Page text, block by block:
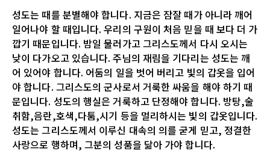
성도는 때를 분별해야 합니다. 지금은 잠잘 때가 아니라 깨어
일어나야 할 때입니다. 우리의 구원이 처음 믿을 때 보다 더 가
깝기 때문입니다. 밤일 물러가고 그리스도께서 다시 오시는
낮이 다가오고 있습니다. 주님의 재림을 기다리는 성도는 깨
어 있어야 합니다. 어둠의 일을 벗어 버리고 빛의 갑옷을 입어
야 합니다. 그리스도의 군사로서 거룩한 싸움을 해야 하기 때
문입니다. 성도의 행실은 거룩하고 단정해야 합니다. 방탕,술
취함,음란,호색,다툼,시기 등을 멀리하시는 빛의 갑옷입니다.
성도는 그리스도께서 이루신 대속의 의를 굳게 믿고, 정결한
사랑으로 행하며, 그분의 성품을 닮아 가야 합니다.